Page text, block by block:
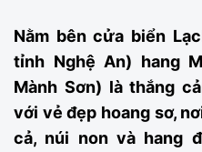
Nằm bên cửa biển
tỉnh Nghệ An) hang
Mành Sơn) là thắng
với vẻ đẹp hoang sơ,
cả, núi non và hang